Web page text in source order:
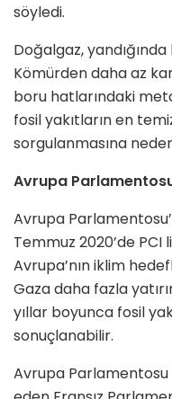
söyledi.
Doğalgaz,
Kömürden daha az
boru hatlarındaki
fosil yakıtların en
sorgulanmasına
Avrupa
Avrupa
Temmuz 2020’de
Avrupa’nın iklim
Gaza daha fazla
yıllar boyunca fosil
sonuçlanabilir.
Avrupa